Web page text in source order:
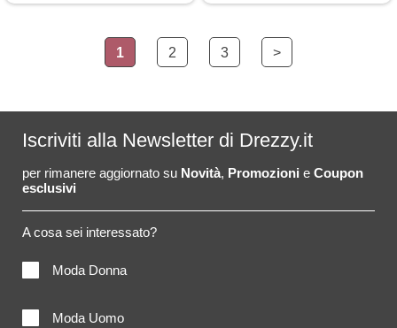
1 2 3 >
Iscriviti alla Newsletter di Drezzy.it
per rimanere aggiornato su Novità, Promozioni e Coupon
esclusivi
A cosa sei interessato?
Moda Donna
Moda Uomo